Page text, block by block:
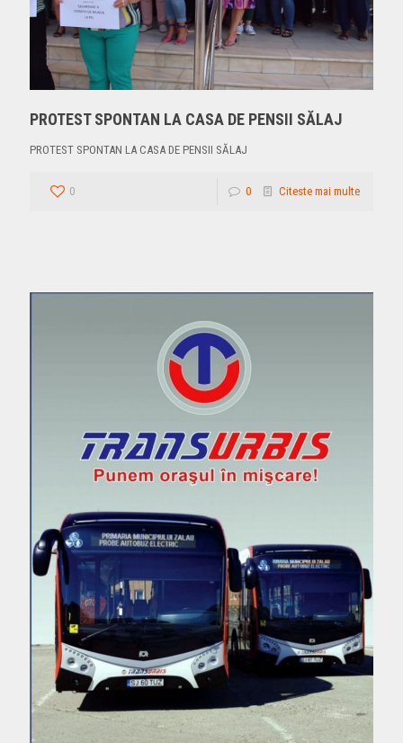
PROTEST SPONTAN LA CASA DE PENSII SĂLAJ
PROTEST SPONTAN LA CASA DE PENSII SĂLAJ
0 0 Citeste mai multe